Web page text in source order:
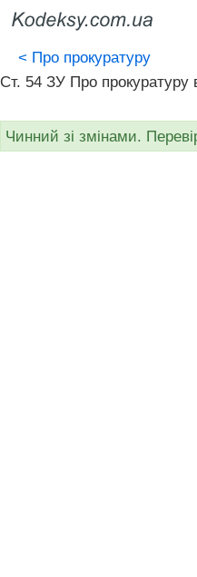
< Про прокуратуру
Ст. 54 ЗУ Про
Чинний зі змінами.